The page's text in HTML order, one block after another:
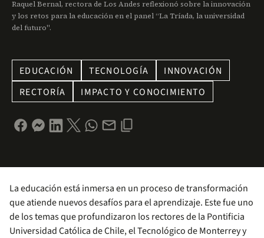
Raquel Bernal, rectora de Los Andes reflexionó sobre la innovación
y los retos para la educación en el panel “La Tríada, la universidad
del futuro".
EDUCACIÓN TECNOLOGÍA
INNOVACIÓN
RECTORÍA
IMPACTO Y CONOCIMIENTO
La educación está inmersa en un proceso de transformación
que atiende nuevos desafíos para el aprendizaje. Este fue uno
de los temas que profundizaron los rectores de la Pontificia
Universidad Católica de Chile, el Tecnológico de Monterrey y